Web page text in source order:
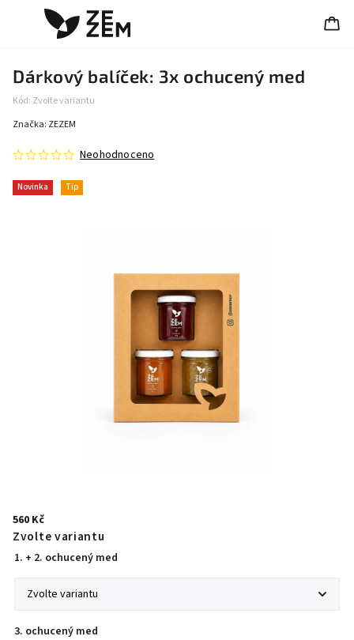
Dárkový balíček: 3x ochucený med
Kód: Zvolte variantu
Novinka Tip
Neohodnoceno
Značka: ZEZEM
560 Kč
Zvolte variantu
1. + 2. ochucený med
3. ochucený med